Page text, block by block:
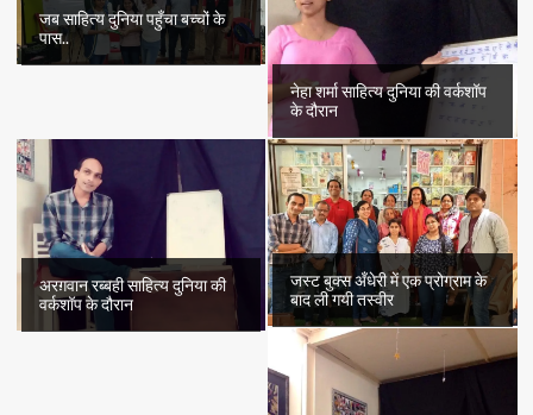
जब साहित्य दुनिया पहुँचा बच्चों के
पास..
नेहा शर्मा साहित्य दुनिया की वर्कशॉप
के दौरान
अरग़वान रब्बही साहित्य दुनिया की
वर्कशॉप के दौरान
जस्ट बुक्स अँधेरी में एक प्रोग्राम के
बाद ली गयी तस्वीर